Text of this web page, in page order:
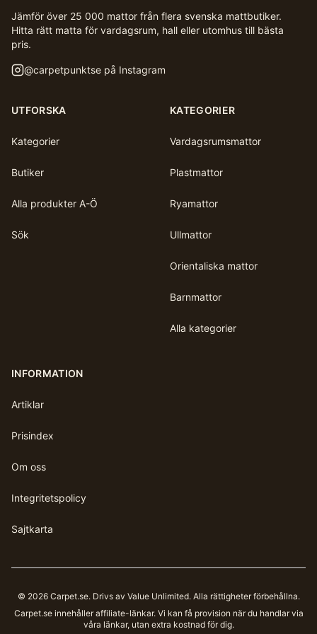
Jämför över 25 000 mattor från flera svenska mattbutiker.
Hitta rätt matta för vardagsrum, hall eller utomhus till bästa
pris.
@carpetpunktse på Instagram
UTFORSKA
Kategorier
Butiker
Alla produkter A-Ö
Sök
KATEGORIER
Vardagsrumsmattor
Plastmattor
Ryamattor
Ullmattor
Orientaliska mattor
Barnmattor
Alla kategorier
INFORMATION
Artiklar
Prisindex
Om oss
Integritetspolicy
Sajtkarta
© 2026 Carpet.se. Drivs av Value Unlimited. Alla rättigheter förbehållna.
Carpet.seinnehåller affiliate-länkar. Vi kan få provision när du handlar via
våra länkar, utan extra kostnad för dig.